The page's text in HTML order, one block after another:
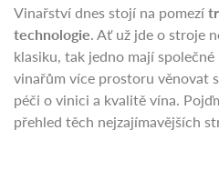
Vinařství dnes stojí na pomezí
technologie. Ať už jde o stroje
klasiku, tak jedno mají
vinařům více prostoru věnovat
péči o vinici a kvalitě vína.
přehled těch nejzajímavějších